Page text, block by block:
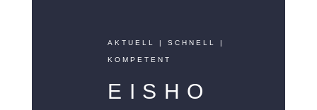
AKTUELL | SCHNELL |
KOMPETENT
EISHO